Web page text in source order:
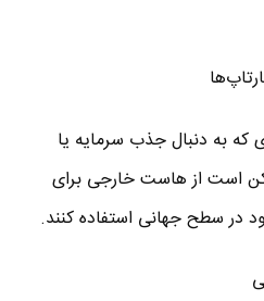
که به دنبال جذب سرمایه یا
است از هاست خارجی برای
در سطح جهانی استفاده کنند.